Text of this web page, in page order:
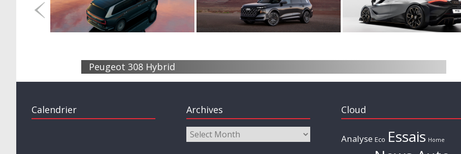
Peugeot 308 Hybrid
Calendrier Archives Cloud
Analyse Eco Essais Home